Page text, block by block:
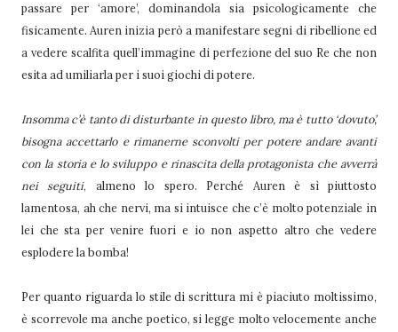
passare per ‘amore’, dominandola sia psicologicamente che
fisicamente. Auren inizia però a manifestare segni di ribellione ed
a vedere scalfita quell’immagine di perfezione del suo Re che non
esita ad umiliarla per i suoi giochi di potere.
Insomma c’è tanto di disturbante in questo libro, ma è tutto ‘dovuto’,
bisogna accettarlo e rimanerne sconvolti per potere andare avanti
con la storia e lo sviluppo e rinascita della protagonista che avverrà
nei seguiti, almeno lo spero. Perché Auren è sì piuttosto
lamentosa, ah che nervi, ma si intuisce che c’è molto potenziale in
lei che sta per venire fuori e io non aspetto altro che vedere
esplodere la bomba!
Per quanto riguarda lo stile di scrittura mi è piaciuto moltissimo,
è scorrevole ma anche poetico, si legge molto velocemente anche